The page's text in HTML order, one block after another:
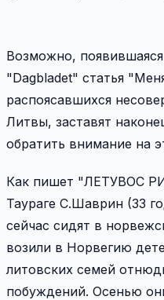
Возможно,
"Dagbladet" статья
распоясавшихся
Литвы, заставят
обратить внимание на
Как пишет "ЛЕТУВОС
Таураге С.Шаврин (33
сейчас сидят в
возили в Норвегию
литовских семей
побуждений. Осенью